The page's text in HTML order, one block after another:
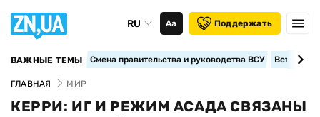
RU Аа Поддержать
ВАЖНЫЕ ТЕМЫ Смена правительства и руководства ВСУ
ГЛАВНАЯ МИР
КЕРРИ: ИГ И РЕЖИМ АСАДА СВЯЗАНЫ